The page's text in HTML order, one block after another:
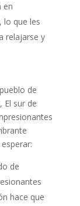
en
lo que les
relajarse y
de
, El sur de
de
hace que